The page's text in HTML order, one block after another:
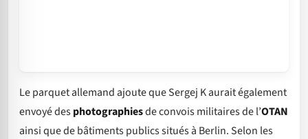
Le parquet allemand ajoute que Sergej K aurait également
envoyé desphotographiesde convois militaires de l’OTAN
ainsi que de bâtiments publics situés à Berlin. Selon les